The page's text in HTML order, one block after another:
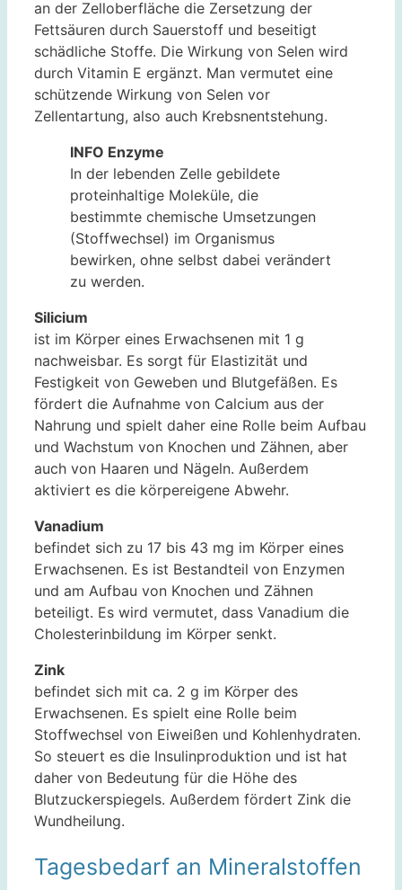
an der Zelloberfläche die Zersetzung der
Fettsäuren durch Sauerstoff und beseitigt
schädliche Stoffe. Die Wirkung von Selen wird
durch Vitamin E ergänzt. Man vermutet eine
schützende Wirkung von Selen vor
Zellentartung, also auch Krebsnentstehung.
INFO Enzyme
In der lebenden Zelle gebildete
proteinhaltige Moleküle, die
bestimmte chemische Umsetzungen
(Stoffwechsel) im Organismus
bewirken, ohne selbst dabei verändert
zu werden.
Silicium
ist im Körper eines Erwachsenen mit 1 g
nachweisbar. Es sorgt für Elastizität und
Festigkeit von Geweben und Blutgefäßen. Es
fördert die Aufnahme von Calcium aus der
Nahrung und spielt daher eine Rolle beim Aufbau
und Wachstum von Knochen und Zähnen, aber
auch von Haaren und Nägeln. Außerdem
aktiviert es die körpereigene Abwehr.
Vanadium
befindet sich zu 17 bis 43 mg im Körper eines
Erwachsenen. Es ist Bestandteil von Enzymen
und am Aufbau von Knochen und Zähnen
beteiligt. Es wird vermutet, dass Vanadium die
Cholesterinbildung im Körper senkt.
Zink
befindet sich mit ca. 2 g im Körper des
Erwachsenen. Es spielt eine Rolle beim
Stoffwechsel von Eiweißen und Kohlenhydraten.
So steuert es die Insulinproduktion und ist hat
daher von Bedeutung für die Höhe des
Blutzuckerspiegels. Außerdem fördert Zink die
Wundheilung.
Tagesbedarf an Mineralstoffen